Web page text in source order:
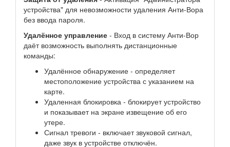
устройства" для невозможности удаления Анти-Вора
без ввода пароля.
Удалённое управление - Вход в систему Анти-Вор
даёт возможность выполнять дистанционные
команды:
Удалённое обнаружение - определяет
местоположение устройства с указанием на
карте.
Удаленная блокировка - блокирует устройство
и показывает на экране извещение об его
утере.
Сигнал тревоги - включает звуковой сигнал,
даже звук в устройстве отключён.